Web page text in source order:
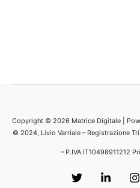
Copyright © 2026 Matrice Digitale |
© 2024, Livio Varriale – Registrazione
– P.IVA IT10498911212